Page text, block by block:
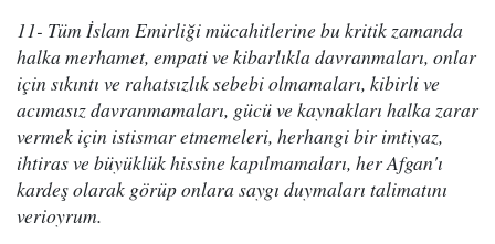
11- Tüm İslam Emirliği mücahitlerine bu kritik zamanda
halka merhamet, empati ve kibarlıkla davranmaları, onlar
için sıkıntı ve rahatsızlık sebebi olmamaları, kibirli ve
acımasız davranmamaları, gücü ve kaynakları halka zarar
vermek için istismar etmemeleri, herhangi bir imtiyaz,
ihtiras ve büyüklük hissine kapılmamaları, her Afgan'ı
kardeş olarak görüp onlara saygı duymaları talimatını
verioyrum.